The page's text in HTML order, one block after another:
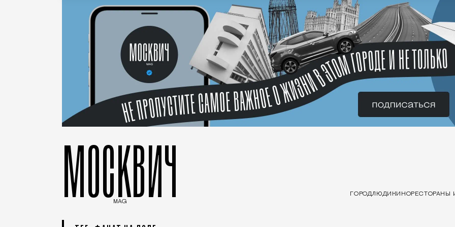
МОСКВИЧ
MAG
ГОРОДЛЮДИ КИНОРЕСТОРАНЫ